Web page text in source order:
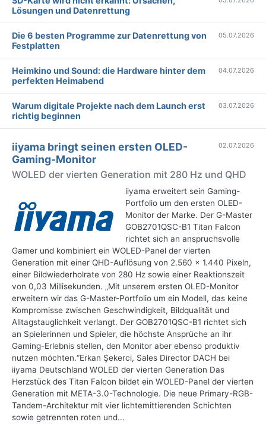
Lösungen und Datenrettung
Die 6 besten Programme zur Datenrettung von
Festplatten
05.07.2026
Heimkino und Sound: die Hardware hinter dem
perfekten Heimabend
04.07.2026
Warum digitale Projekte nach dem Launch erst
richtig beginnen
03.07.2026
02.07.2026
iiyama bringt seinen ersten OLED-
Gaming-Monitor
WOLED der vierten Generation mit 280 Hz und QHD
iiyama erweitert sein Gaming-
Portfolio um den ersten OLED-
Monitor der Marke. Der G-Master
GOB2701QSC-B1 Titan Falcon
richtet sich an anspruchsvolle
Gamer und kombiniert ein WOLED-Panel der vierten
Generation mit einer QHD-Auflösung von 2.560 × 1.440 Pixeln,
einer Bildwiederholrate von 280 Hz sowie einer Reaktionszeit
von 0,03 Millisekunden. „Mit unserem ersten OLED-Monitor
erweitern wir das G-Master-Portfolio um ein Modell, das keine
Kompromisse zwischen Geschwindigkeit, Bildqualität und
Alltagstauglichkeit verlangt. Der GOB2701QSC-B1 richtet sich
an Spielerinnen und Spieler, die höchste Ansprüche an ihr
Gaming-Erlebnis stellen, den Monitor aber ebenso produktiv
nutzen möchten.“Erkan Şekerci, Sales Director DACH bei
iiyama Deutschland WOLED der vierten Generation Das
Herzstück des Titan Falcon bildet ein WOLED-Panel der vierten
Generation mit META-3.0-Technologie. Die neue Primary-RGB-
Tandem-Architektur mit vier lichtemittierenden Schichten
sowie getrennten roten und...